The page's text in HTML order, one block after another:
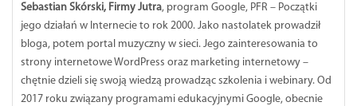
Sebastian Skórski, Firmy Jutra, program Google, PFR – Początki
jego działań w Internecie to rok 2000. Jako nastolatek prowadził
bloga, potem portal muzyczny w sieci. Jego zainteresowania to
strony internetowe WordPress oraz marketing internetowy –
chętnie dzieli się swoją wiedzą prowadząc szkolenia i webinary. Od
2017 roku związany programami edukacyjnymi Google, obecnie